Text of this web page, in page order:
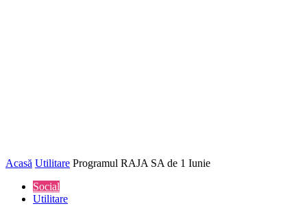
Acasă Utilitare Programul RAJA SA de 1 Iunie
Social
Utilitare